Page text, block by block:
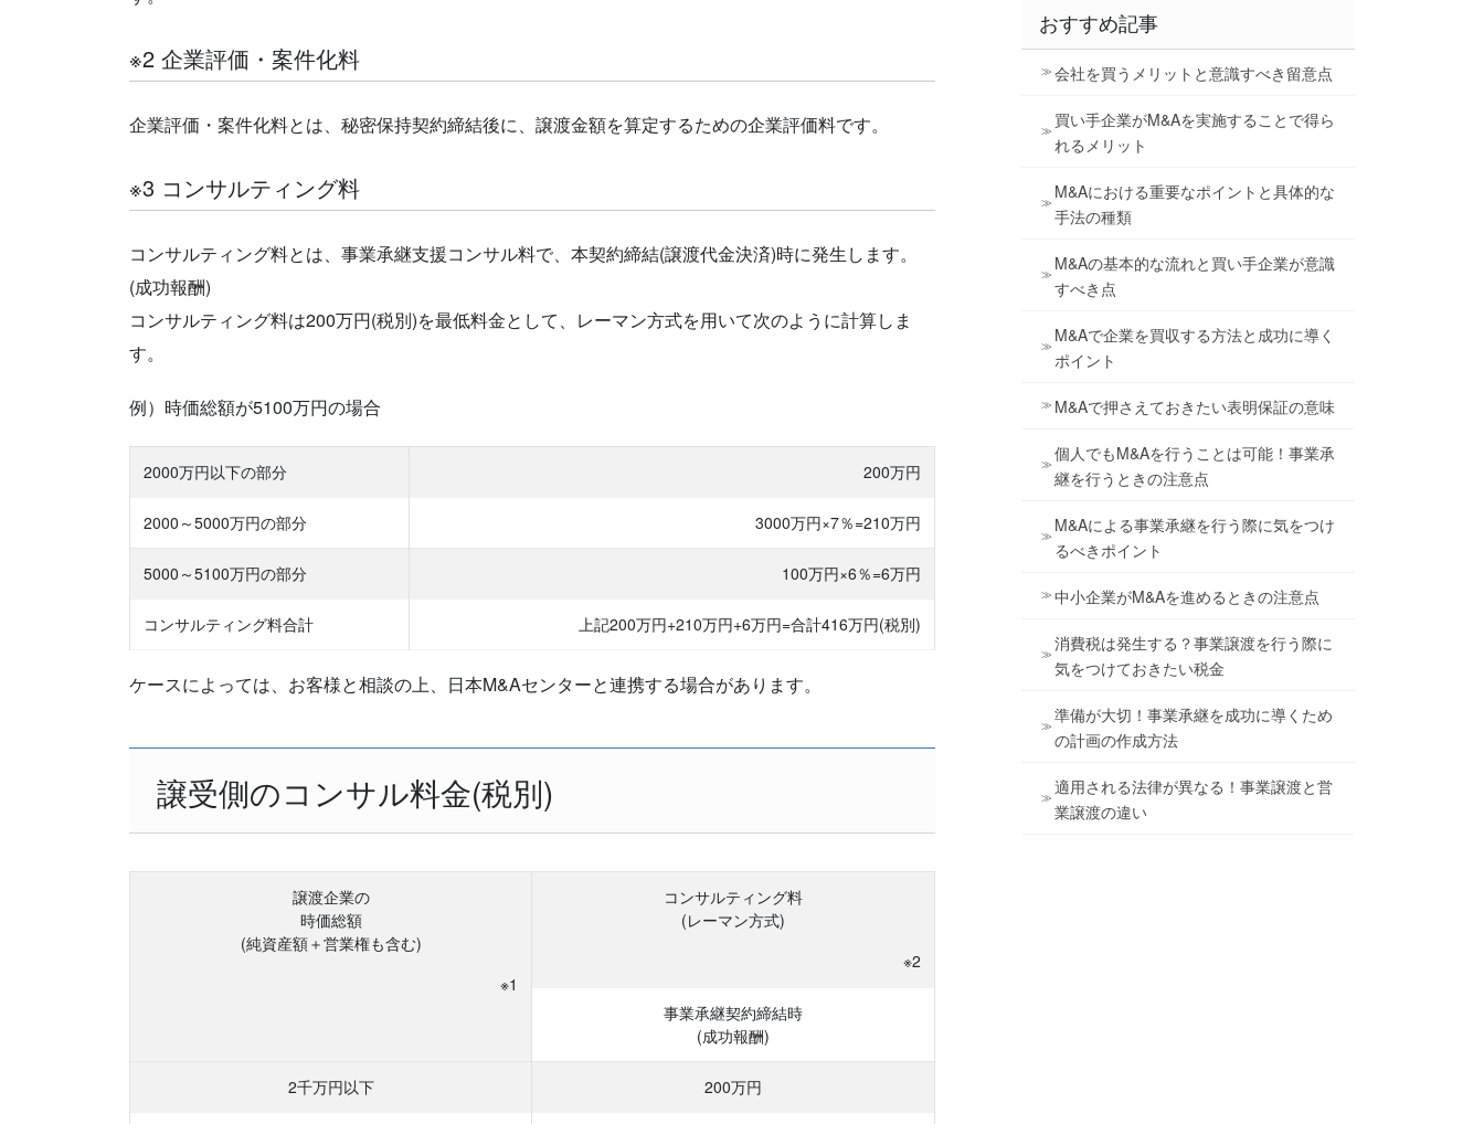
※2 企業評価・案件化料
企業評価・案件化料とは、秘密保持契約締結後に、譲渡金額を算定するための企業評価料です。
※3 コンサルティング料
コンサルティング料とは、事業承継支援コンサル料で、本契約締結(譲渡代金決済)時に発生します。
(成功報酬)
コンサルティング料は200万円(税別)を最低料金として、レーマン方式を用いて次のように計算しま
す。
例）時価総額が5100万円の場合
2000万円以下の部分 200万円
2000～5000万円の部分 3000万円×7％=210万円
5000～5100万円の部分 100万円×6％=6万円
コンサルティング料合計 上記200万円+210万円+6万円=合計416万円(税別)
ケースによっては、お客様と相談の上、日本M&Aセンターと連携する場合があります。
譲受側のコンサル料金(税別)
譲渡企業の
時価総額
(純資産額＋営業権も含む)
※1
コンサルティング料
(レーマン方式)
※2
事業承継契約締結時
(成功報酬)
2千万円以下 200万円
おすすめ記事
会社を買うメリットと意識すべき留意点
買い手企業がM&Aを実施することで得ら
れるメリット
M&Aにおける重要なポイントと具体的な
手法の種類
M&Aの基本的な流れと買い手企業が意識
すべき点
M&Aで企業を買収する方法と成功に導く
ポイント
M&Aで押さえておきたい表明保証の意味
個人でもM&Aを行うことは可能！事業承
継を行うときの注意点
M&Aによる事業承継を行う際に気をつけ
るべきポイント
中小企業がM&Aを進めるときの注意点
消費税は発生する？事業譲渡を行う際に
気をつけておきたい税金
準備が大切！事業承継を成功に導くため
の計画の作成方法
適用される法律が異なる！事業譲渡と営
業譲渡の違い